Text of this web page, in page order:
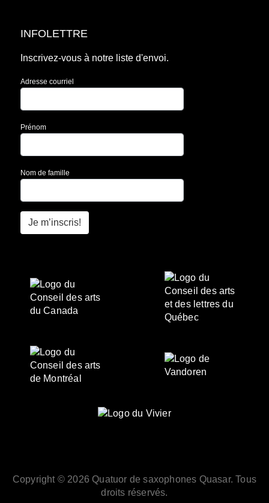
INFOLETTRE
Inscrivez-vous à notre liste d'envoi.
Adresse courriel
Prénom
Nom de famille
Je m’inscris!
Copyright © 2026 Quatuor de saxophones Quasar. Tous
droits réservés.